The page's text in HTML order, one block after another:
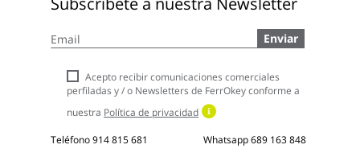
a
boletín
noticias:
Enviar
Acepto recibir comunicaciones comerciales
perfiladas y / o Newsletters de FerrOkey conforme a
nuestra Política de privacidad
Teléfono914 815 681 Whatsapp689 163 848